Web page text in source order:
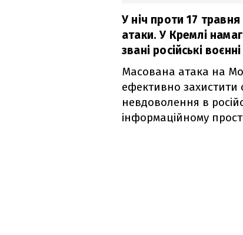
У ніч проти 17
атаки. У Кремлі
звані російські
Масована атака на
ефективно
невдоволення в
інформаційному